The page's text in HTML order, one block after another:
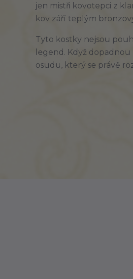
jen mistři kovotepci z
kov září teplým
Tyto kostky nejsou
legend. Když
osudu, který se právě